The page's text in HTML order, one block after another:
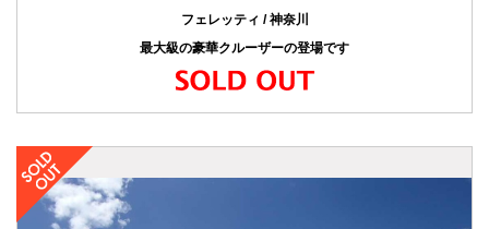
フェレッティ / 神奈川
最大級の豪華クルーザーの登場です